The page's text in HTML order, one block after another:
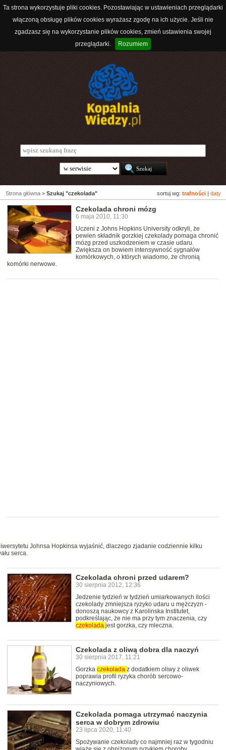
Ta strona wykorzystuje pliki cookies. Pozostawiając w ustawieniach przeglądarki
włączoną obsługę plików cookies wyrażasz zgodę na ich użycie. Jeśli nie
zgadzasz się na wykorzystanie plików cookies, zmień ustawienia swojej
przeglądarki.
Rozumiem
sortuj wg: trafności daty
Strona główna > Szukaj "czekolada"
Czekolada chroni mózg
6 maja 2010, 11:30
Uczeni z Johns Hopkins University odkryli, że
pewien składnik gorzkiej czekolady pomaga chronić
mózg przed uszkodzeniem w czasie udaru.
Zwiększa on bowiem intensywność sygnałów
komórkowych, o których wiadomo, że chronią
komórki nerwowe.
Johnsa Hopkinsa wyjaśnić, dlaczego zjadanie codziennie kilku
serca.
Czekolada chroni przed udarem?
30 sierpnia 2012, 12:36
Jedzenie tydzień w tydzień umiarkowanych ilości
czekolady zmniejsza ryzyko udaru u mężczyzn -
donoszą naukowcy z Karolinska Institutet,
podkreślając, że nie ma przy tym znaczenia, czy
czekolada jest gorzka, czy mleczna.
Czekolada z oliwą dobra dla naczyń
30 sierpnia 2017, 11:21
Gorzka czekolada z dodatkiem oliwy z oliwek
poprawia profil ryzyka chorób sercowo-
naczyniowych.
Czekolada pomaga utrzymać naczynia
serca w dobrym zdrowiu
23 lipca 2020, 11:40
Spożywanie czekolady co najmniej raz w tygodniu